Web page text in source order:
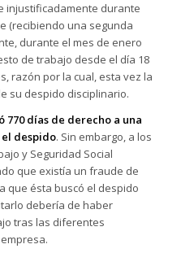
injustificadamente durante
(recibiendo una segunda
durante el mes de enero
de trabajo desde el día 18
razón por la cual, esta vez la
su despido disciplinario.
770 días de derecho a una
despido. Sin embargo, a los
y Seguridad Social
que existía un fraude de
que ésta buscó el despido
debería de haber
tras las diferentes